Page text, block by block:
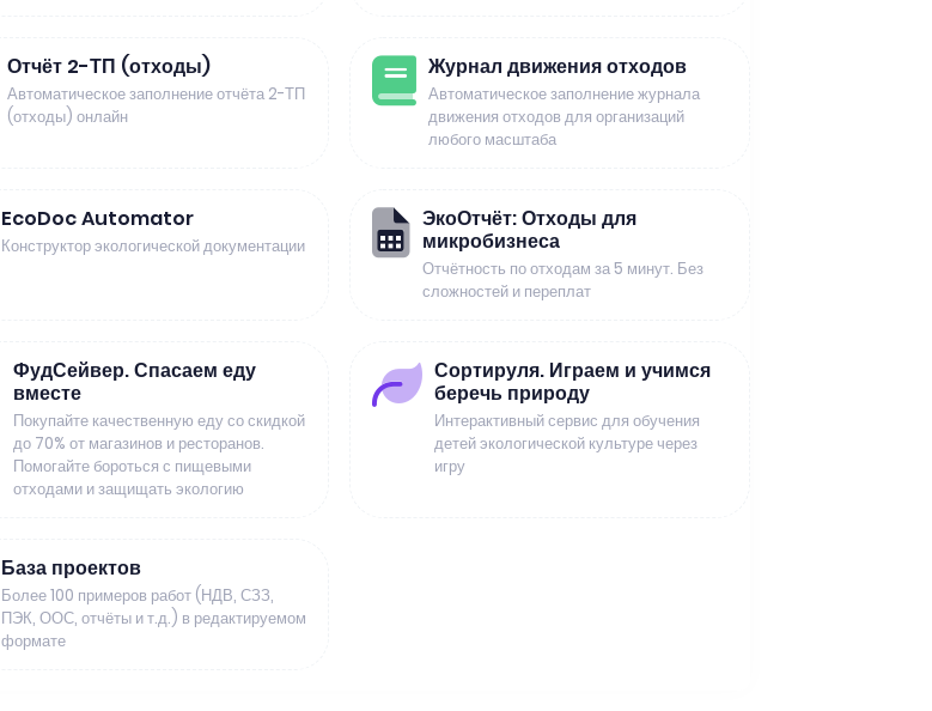
Отчёт 2-ТП (отходы)
Автоматическое заполнение отчёта 2-ТП
(отходы) онлайн
Журнал движения отходов
Автоматическое заполнение журнала
движения отходов для организаций
любого масштаба
EcoDoc Automator
Конструктор экологической документации
ЭкоОтчёт: Отходы для
микробизнеса
Отчётность по отходам за 5 минут. Без
сложностей и переплат
ФудСейвер. Спасаем еду
вместе
Покупайте качественную еду со скидкой
до 70% от магазинов и ресторанов.
Помогайте бороться с пищевыми
отходами и защищать экологию
Сортируля. Играем и учимся
беречь природу
Интерактивный сервис для обучения
детей экологической культуре через
игру
База проектов
Более 100 примеров работ (НДВ, СЗЗ,
ПЭК, ООС, отчёты и т.д.) в редактируемом
формате